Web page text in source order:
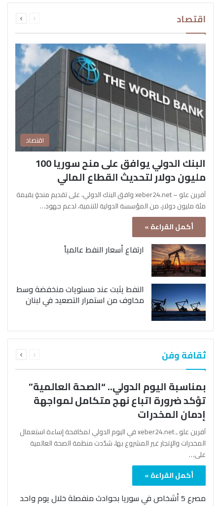
اقتصاد الصفحةالصفحة
اقتصاد
البنك الدولي يوافق على منح سوريا 100
مليون دولار لتحديث القطاع المالي
آفرين علو – xeber24.net وافق البنك الدولي، على تقديم منحةٍ بقيمة
مئة مليون دولار، من المؤسسة الدولية للتنمية، لدعم جهود…
أكمل القراءة »
ارتفاع أسعار النفط عالمياً
النفط يثبت عند مستويات منخفضة وسط
مخاوف من استمرار التصعيد في لبنان
ثقافة وفن الصفحةالصفحة
بمناسبة اليوم الدولي.. “الصحة العالمية”
تؤكد ضرورة اتباع نهج متكامل لمواجهة
إدمان المخدرات
آفرين علو ـ xeber24.net في اليوم الدولي لمكافحة إساءة استعمال
المخدرات والإتجار غير المشروع بها، شدّدت منظمة الصحة العالمية
على…
أكمل القراءة »
مصرع 5 أشخاص في سوريا بحوادث منفصلة خلال يوم واحد